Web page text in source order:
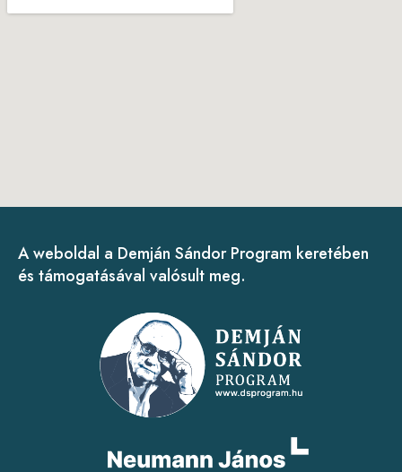
A weboldal a Demján Sándor Program keretében
és támogatásával valósult meg.